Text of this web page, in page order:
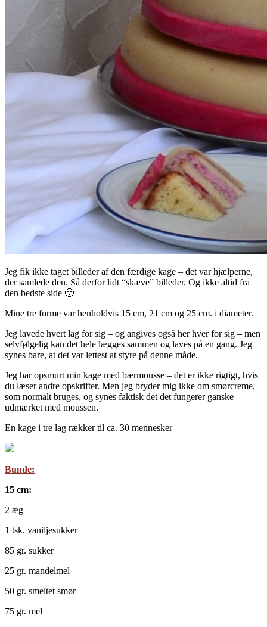
Jeg fik ikke taget billeder af den færdige kage – det var hjælperne,
der samlede den. Så derfor lidt “skæve” billeder. Og ikke altid fra
den bedste side 🙂
Mine tre forme var henholdvis 15 cm, 21 cm og 25 cm. i diameter.
Jeg lavede hvert lag for sig – og angives også her hver for sig – men
selvfølgelig kan det hele lægges sammen og laves på en gang. Jeg
synes bare, at det var lettest at styre på denne måde.
Jeg har opsmurt min kage med bærmousse – det er ikke rigtigt, hvis
du læser andre opskrifter. Men jeg bryder mig ikke om smørcreme,
som normalt bruges, og synes faktisk det det fungerer ganske
udmærket med moussen.
En kage i tre lag rækker til ca. 30 mennesker
Bunde:
15 cm:
2 æg
1 tsk. vaniljesukker
85 gr. sukker
25 gr. mandelmel
50 gr. smeltet smør
75 gr. mel